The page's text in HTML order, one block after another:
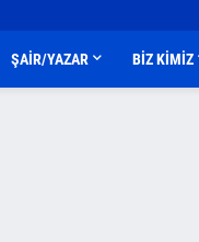
ŞAİR/YAZAR BİZ KİMİZ